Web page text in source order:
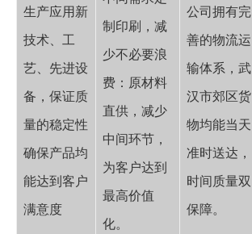
生产应用新
技术、工
艺、先进设
备，保证质
量的稳定性
确保产品均
能达到客户
满意度
制印刷，减
少不必要浪
费：原材料
直供，减少
中间环节，
为客户达到
最高价值
化。
公司拥有完
善的物流运
输体系，武
汉市郊区货
物均能当天
准时送达，
时间质量双
保障。